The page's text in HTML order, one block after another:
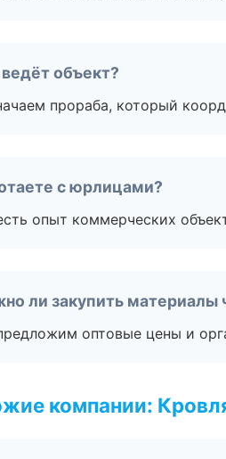
объект?
прораба, который
с юрлицами?
опыт коммерческих
ли закупить материалы
оптовые цены и
компании: